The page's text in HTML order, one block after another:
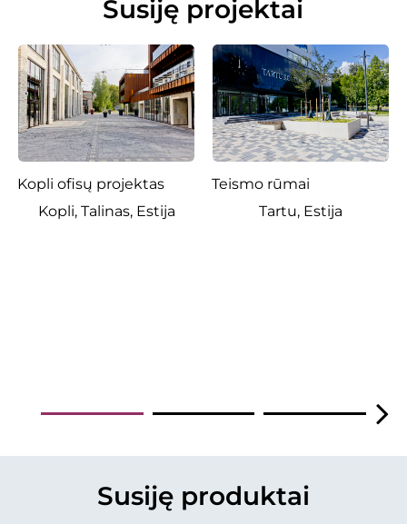
Susiję projektai
Kopli ofisų projektas
Kopli, Talinas, Estija
Teismo rūmai
Tartu, Estija
Susiję produktai